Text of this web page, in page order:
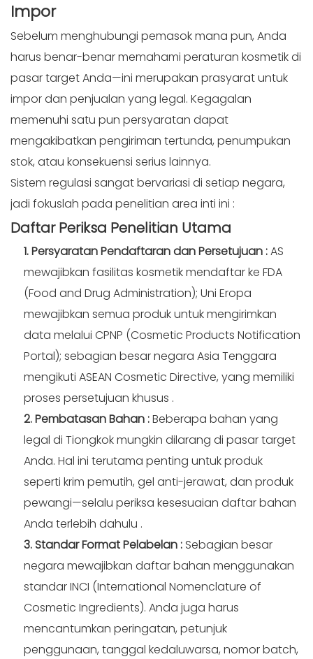
Impor
Sebelum menghubungi pemasok mana pun, Anda
harus benar-benar memahami peraturan kosmetik di
pasar target Anda—ini merupakan prasyarat untuk
impor dan penjualan yang legal. Kegagalan
memenuhi satu pun persyaratan dapat
mengakibatkan pengiriman tertunda, penumpukan
stok, atau konsekuensi serius lainnya.
Sistem regulasi sangat bervariasi di setiap negara,
jadi fokuslah pada penelitian area inti ini :
Daftar Periksa Penelitian Utama
1. Persyaratan Pendaftaran dan Persetujuan :AS
mewajibkan fasilitas kosmetik mendaftar ke FDA
(Food and Drug Administration); Uni Eropa
mewajibkan semua produk untuk mengirimkan
data melalui CPNP (Cosmetic Products Notification
Portal); sebagian besar negara Asia Tenggara
mengikuti ASEAN Cosmetic Directive, yang memiliki
proses persetujuan khusus .
2. Pembatasan Bahan :Beberapa bahan yang
legal di Tiongkok mungkin dilarang di pasar target
Anda. Hal ini terutama penting untuk produk
seperti krim pemutih, gel anti-jerawat, dan produk
pewangi—selalu periksa kesesuaian daftar bahan
Anda terlebih dahulu .
3. Standar Format Pelabelan : Sebagian besar
negara mewajibkan daftar bahan menggunakan
standar INCI (International Nomenclature of
Cosmetic Ingredients). Anda juga harus
mencantumkan peringatan, petunjuk
penggunaan, tanggal kedaluwarsa, nomor batch,